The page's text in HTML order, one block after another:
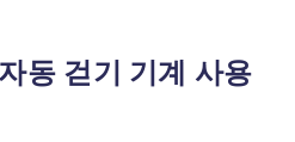
동 걷기 기계 사용